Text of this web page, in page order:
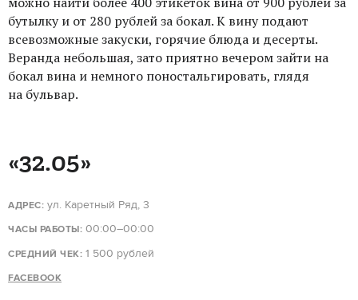
бутылку и от 280 рублей за бокал. К вину подают
всевозможные закуски, горячие блюда и десерты.
Веранда небольшая, зато приятно вечером зайти на
бокал вина и немного поностальгировать, глядя
на бульвар.
«32.05»
АДРЕС: ул. Каретный Ряд, 3
ЧАСЫ РАБОТЫ: 00:00–00:00
СРЕДНИЙ ЧЕК: 1 500 рублей
FACEBOOK